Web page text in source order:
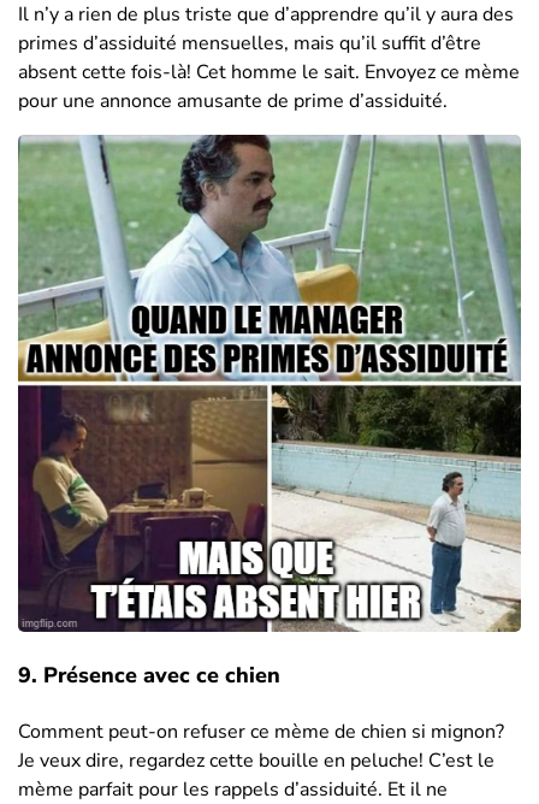
Il n’y a rien de plus triste que d’apprendre qu’il y aura des
primes d’assiduité mensuelles, mais qu’il suffit d’être
absent cette fois-là! Cet homme le sait. Envoyez ce mème
pour une annonce amusante de prime d’assiduité.
9. Présence avec ce chien
Comment peut-on refuser ce mème de chien si mignon?
Je veux dire, regardez cette bouille en peluche! C’est le
mème parfait pour les rappels d’assiduité. Et il ne